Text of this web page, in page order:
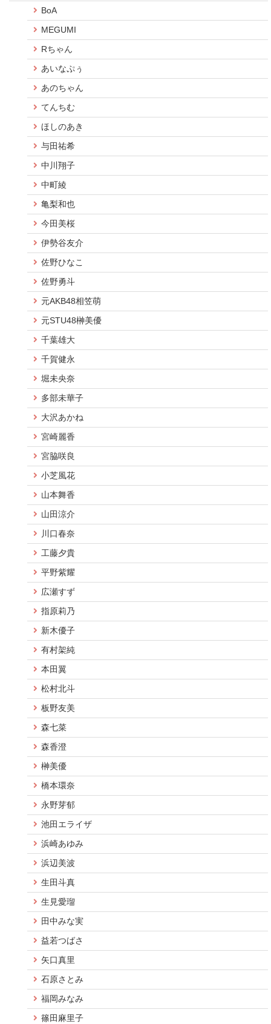
BoA
MEGUMI
Rちゃん
あいなぷぅ
あのちゃん
てんちむ
ほしのあき
与田祐希
中川翔子
中町綾
亀梨和也
今田美桜
伊勢谷友介
佐野ひなこ
佐野勇斗
元AKB48相笠萌
元STU48榊美優
千葉雄大
千賀健永
堀未央奈
多部未華子
大沢あかね
宮崎麗香
宮脇咲良
小芝風花
山本舞香
山田涼介
川口春奈
工藤夕貴
平野紫耀
広瀬すず
指原莉乃
新木優子
有村架純
本田翼
松村北斗
板野友美
森七菜
森香澄
榊美優
橋本環奈
永野芽郁
池田エライザ
浜崎あゆみ
浜辺美波
生田斗真
生見愛瑠
田中みな実
益若つばさ
矢口真里
石原さとみ
福岡みなみ
篠田麻里子